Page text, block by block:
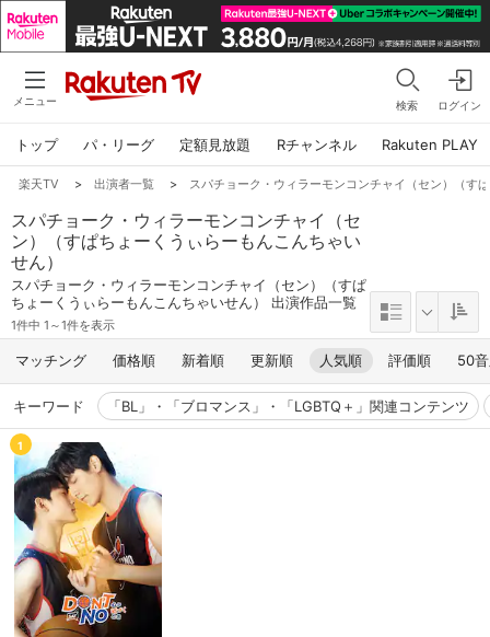
メニュー 検索 ログイン
トップ パ・リーグ 定額見放題 Rチャンネル Rakuten PLAY
楽天TV > 出演者一覧 > スパチョーク・ウィラーモンコンチャイ（セン）（す
スパチョーク・ウィラーモンコンチャイ（セ
ン）（すぱちょーくうぃらーもんこんちゃい
せん）
スパチョーク・ウィラーモンコンチャイ（セン）（すぱ
ちょーくうぃらーもんこんちゃいせん） 出演作品一覧
1件中 1～1件を表示
マッチング 価格順 新着順 更新順 人気順 評価順 50
キーワード 「BL」・「ブロマンス」・「LGBTQ＋」関連コンテンツ
1